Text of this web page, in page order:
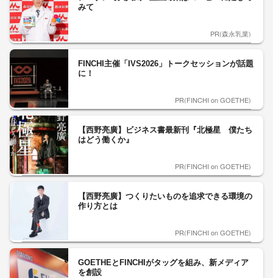
みて
PR(森永乳業)
FINCHI主催「IVS2026」トークセッションが話題
に！
PR(FINCHI on GOETHE)
【西野亮廣】ビジネス書最新刊『北極星 僕たち
はどう働くか』
PR(FINCHI on GOETHE)
【西野亮廣】つくりたいものを追求できる環境の
作り方とは
PR(FINCHI on GOETHE)
GOETHEとFINCHIがタッグを組み、新メディア
を創設